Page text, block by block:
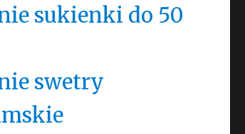
sukienki do 50
swetry